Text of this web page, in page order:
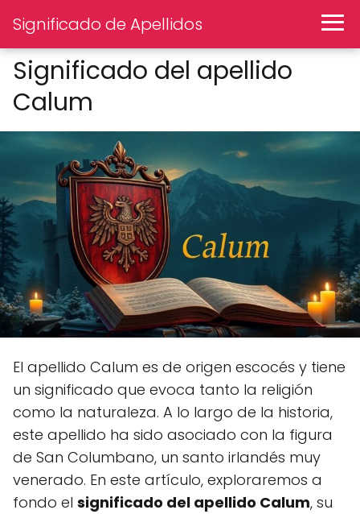
Significado de Apellidos
Significado del apellido
Calum
El apellido Calum es de origen escocés y tiene
un significado que evoca tanto la religión
como la naturaleza. A lo largo de la historia,
este apellido ha sido asociado con la figura
de San Columbano, un santo irlandés muy
venerado. En este artículo, exploraremos a
fondo el significado del apellido Calum, su